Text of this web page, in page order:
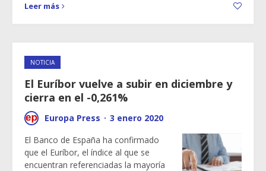
Leer más
NOTICIA
El Euríbor vuelve a subir en diciembre y
cierra en el -0,261%
Europa Press · 3 enero 2020
El Banco de España ha confirmado
que el Euríbor, el índice al que se
encuentran referenciadas la mayoría